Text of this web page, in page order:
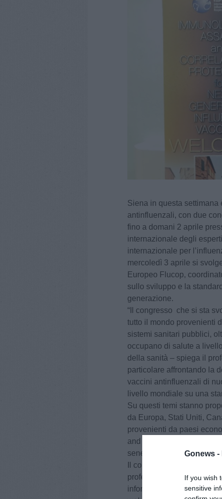
Gonews -
If you wish
sensitive
Siena in questa
antinfluenzali, con due
fino a domani 2 aprile
internazionale degli
internazionale per
mercoledì 3 aprile si
Europeo Flucop,
sullo sviluppo e la
generazione.
“Il congresso che si sta
tutto il mondo provenienti
sistemi sanitari pubblici,
occupano di salute a
della sanità – spiega il
particolare affrontando la
vaccini antinfluenzali di
livello mondiale su una
Su questi temi stanno
da Europa, Stati Uniti,
provenienti da paesi
and Melinda Gates
senese Vismederi.
Il congresso è
professoressa Rebecca
informazioni sul meeting